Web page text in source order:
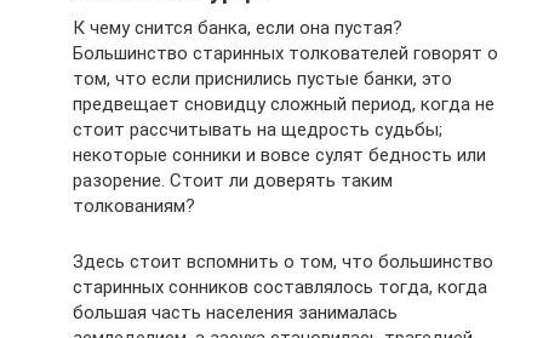
К чему снится банка, если она пустая?
Большинство старинных толкователей говорят о
том, что если приснились пустые банки, это
предвещает сновидцу сложный период, когда не
стоит рассчитывать на щедрость судьбы;
некоторые сонники и вовсе сулят бедность или
разорение. Стоит ли доверять таким
толкованиям?
Здесь стоит вспомнить о том, что большинство
старинных сонников составлялось тогда, когда
большая часть населения занималась